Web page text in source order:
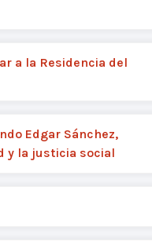
a la Residencia del
Edgar Sánchez,
y la justicia social